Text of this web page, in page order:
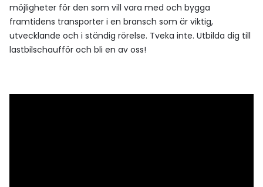
möjligheter för den som vill vara med och bygga
framtidens transporter i en bransch som är viktig,
utvecklande och i ständig rörelse. Tveka inte. Utbilda dig till
lastbilschaufför och bli en av oss!